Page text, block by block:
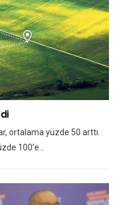
ortalama yüzde 50 arttı.
100’e…